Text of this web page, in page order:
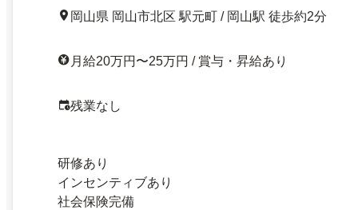
岡山県 岡山市北区 駅元町 / 岡山駅 徒歩約2分
月給20万円〜25万円 / 賞与・昇給あり
残業なし
研修あり
インセンティブあり
社会保険完備